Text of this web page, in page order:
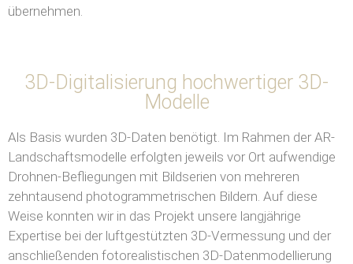
übernehmen.
3D-Digitalisierung hochwertiger 3D-
Modelle
Als Basis wurden 3D-Daten benötigt. Im Rahmen der AR-
Landschaftsmodelle erfolgten jeweils vor Ort aufwendige
Drohnen-Befliegungen mit Bildserien von mehreren
zehntausend photogrammetrischen Bildern. Auf diese
Weise konnten wir in das Projekt unsere langjährige
Expertise bei der luftgestützten 3D-Vermessung und der
anschließenden fotorealistischen 3D-Datenmodellierung